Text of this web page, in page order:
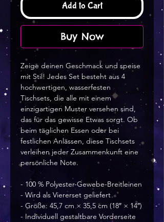
Add to Cart
Buy Now
Zeige deinen Geschmack und speise
mit Stil! Jedes Set besteht aus 4
hochwertigen, wasserfesten
Tischsets, die alle mit einem
einzigartigen Muster versehen sind,
das für das gewisse Etwas sorgt. Ob
beim täglichen Essen oder bei
festlichen Anlässen, diese Tischsets
verleihen jeder Zusammenkunft eine
persönliche Note.
- 100 % Polyester-Gewebe-Breitleinen
- Wird als Viererset geliefert
- Größe: 45,7 cm × 35,5 cm (18″ × 14″)
- Individuell gestaltbare Vorderseite